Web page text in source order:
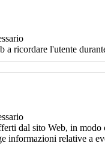
a ricordare l'utente
dal sito Web, in modo
informazioni relative a